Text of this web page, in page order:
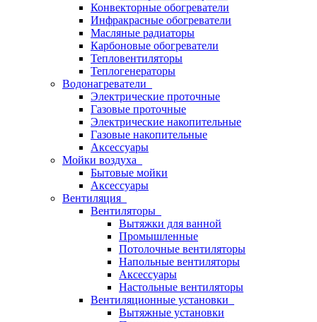
Конвекторные обогреватели
Инфракрасные обогреватели
Масляные радиаторы
Карбоновые обогреватели
Тепловентиляторы
Теплогенераторы
Водонагреватели
Электрические проточные
Газовые проточные
Электрические накопительные
Газовые накопительные
Аксессуары
Мойки воздуха
Бытовые мойки
Аксессуары
Вентиляция
Вентиляторы
Вытяжки для ванной
Промышленные
Потолочные вентиляторы
Напольные вентиляторы
Аксессуары
Настольные вентиляторы
Вентиляционные установки
Вытяжные установки